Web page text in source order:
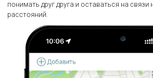
понимать друг друга и оставаться на связи
расстояний.